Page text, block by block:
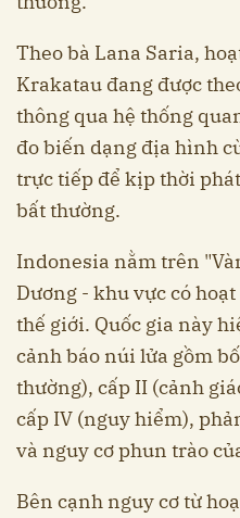
Theo bà Lana Saria,
Krakatau đang được
thông qua hệ thống
đo biến dạng địa hình
trực tiếp để kịp thời
bất thường.
Indonesia nằm trên
Dương - khu vực có
thế giới. Quốc gia này
cảnh báo núi lửa gồm
thường), cấp II (cảnh
cấp IV (nguy hiểm),
và nguy cơ phun trào
Bên cạnh nguy cơ từ